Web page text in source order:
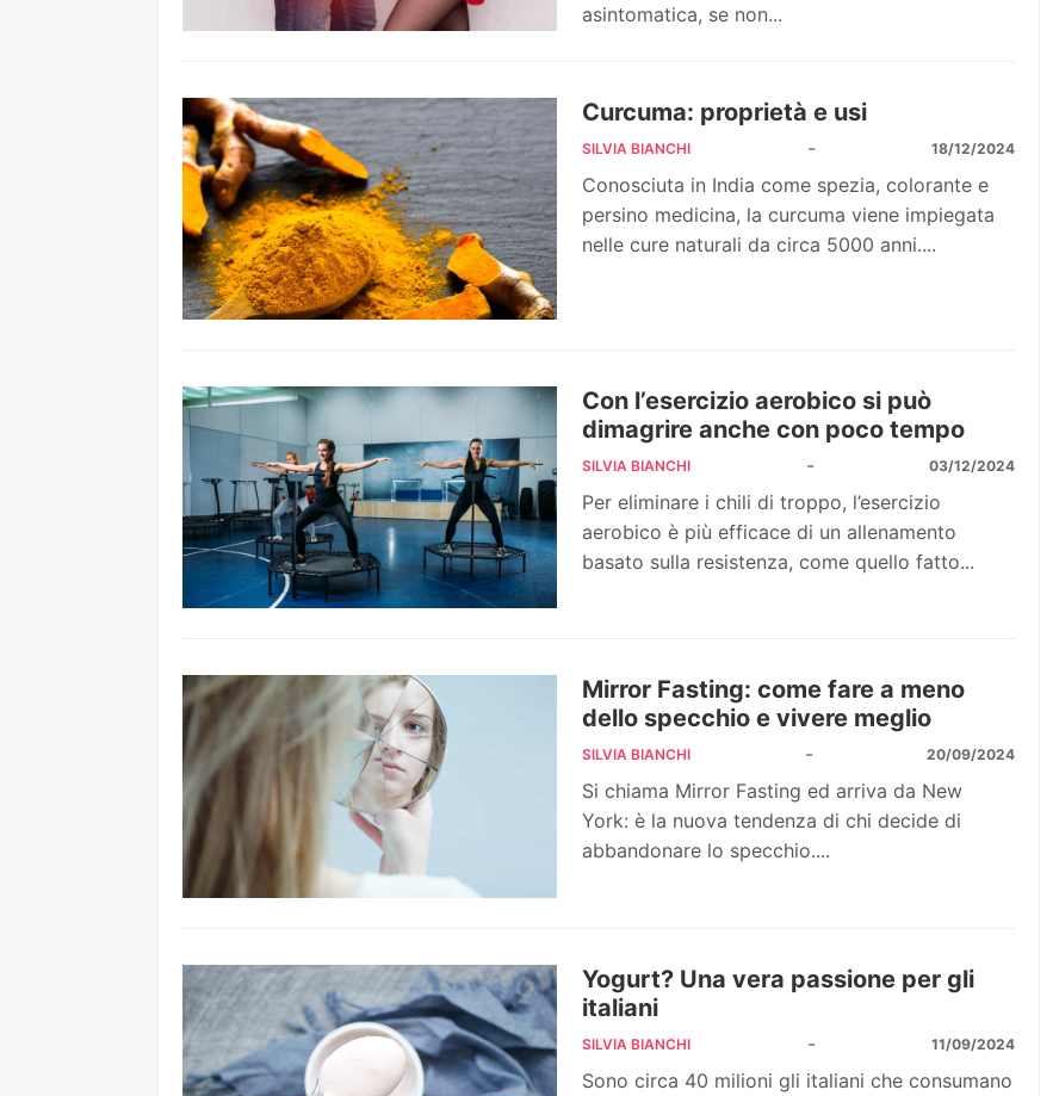
asintomatica, se non...
Curcuma: proprietà e usi
SILVIA BIANCHI - 18/12/2024
Conosciuta in India come spezia, colorante e
persino medicina, la curcuma viene impiegata
nelle cure naturali da circa 5000 anni....
Con l’esercizio aerobico si può
dimagrire anche con poco tempo
SILVIA BIANCHI - 03/12/2024
Per eliminare i chili di troppo, l’esercizio
aerobico è più efficace di un allenamento
basato sulla resistenza, come quello fatto...
Mirror Fasting: come fare a meno
dello specchio e vivere meglio
SILVIA BIANCHI - 20/09/2024
Si chiama Mirror Fasting ed arriva da New
York: è la nuova tendenza di chi decide di
abbandonare lo specchio....
Yogurt? Una vera passione per gli
italiani
SILVIA BIANCHI - 11/09/2024
Sono circa 40 milioni gli italiani che consumano